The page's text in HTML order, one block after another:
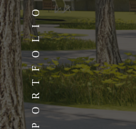
PORTFOLIO